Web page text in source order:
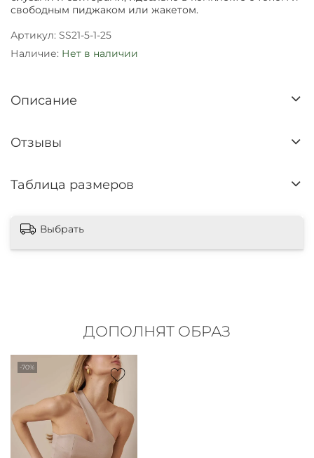
свободным пиджаком или жакетом.
Артикул: SS21-5-1-25
Наличие: Нет в наличии
Описание
Отзывы
Таблица размеров
Выбрать
ДОПОЛНЯТ ОБРАЗ
-70%